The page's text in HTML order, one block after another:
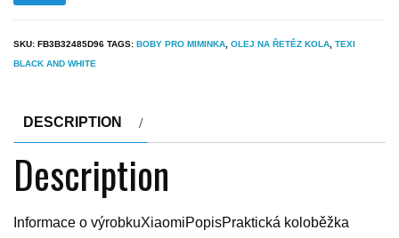
SKU: FB3B32485D96 TAGS: BOBY PRO MIMINKA OLEJ NA ŘETĚZ KOLA TEXI
BLACK AND WHITE
DESCRIPTION
Description
Informace o výrobkuXiaomiPopisPraktická koloběžka